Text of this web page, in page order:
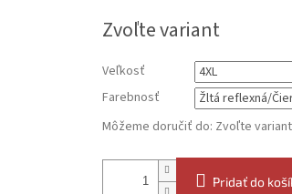
cena:
Zvoľte variant
Veľkosť
Farebnosť
Môžeme doručiť do: Zvoľte variant
Pridať do